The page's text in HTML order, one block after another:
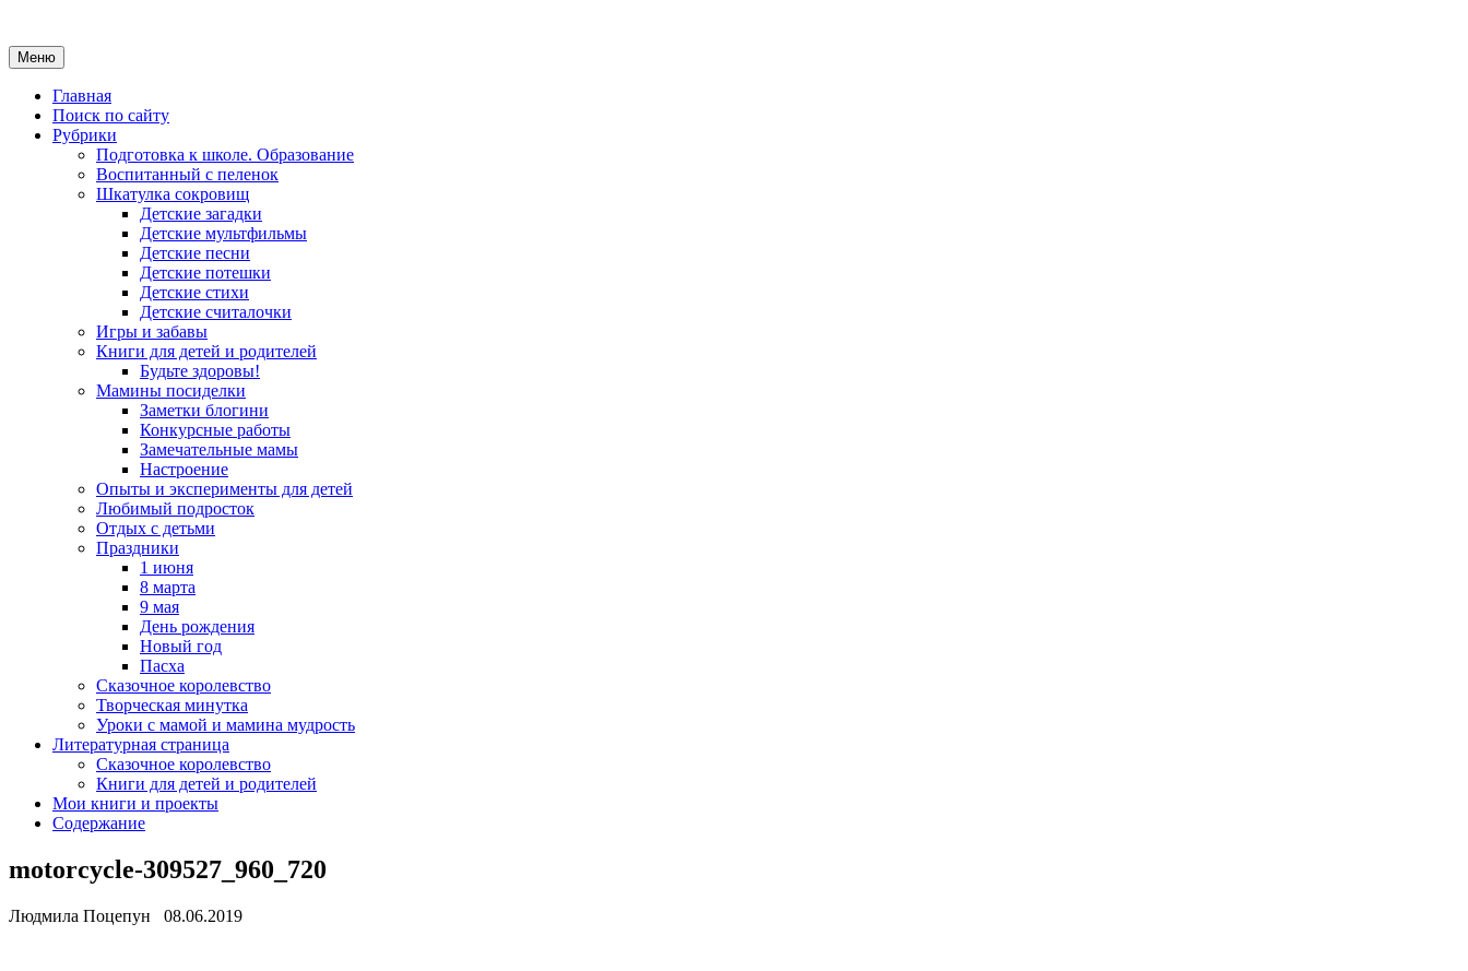
Меню
Главная
Поиск по сайту
Рубрики
Подготовка к школе. Образование
Воспитанный с пеленок
Шкатулка сокровищ
Детские загадки
Детские мультфильмы
Детские песни
Детские потешки
Детские стихи
Детские считалочки
Игры и забавы
Книги для детей и родителей
Будьте здоровы!
Мамины посиделки
Заметки блогини
Конкурсные работы
Замечательные мамы
Настроение
Опыты и эксперименты для детей
Любимый подросток
Отдых с детьми
Праздники
1 июня
8 марта
9 мая
День рождения
Новый год
Пасха
Сказочное королевство
Творческая минутка
Уроки с мамой и мамина мудрость
Литературная страница
Сказочное королевство
Книги для детей и родителей
Мои книги и проекты
Содержание
motorcycle-309527_960_720
Людмила Поцепун 08.06.2019